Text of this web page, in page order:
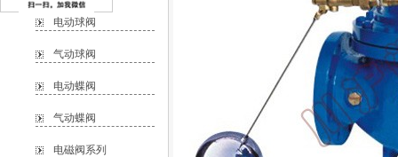
电动球阀
气动球阀
电动蝶阀
气动蝶阀
电磁阀系列